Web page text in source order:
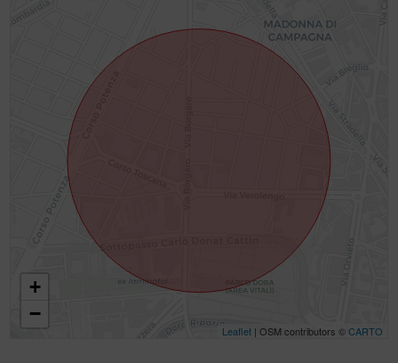
+
−
Leaflet| OSM contributors ©CARTO